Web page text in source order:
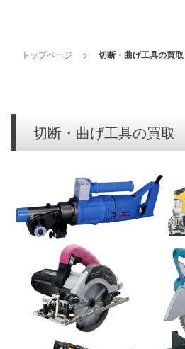
トップページ > 切断・曲げ工具の買取
切断・曲げ工具の買取